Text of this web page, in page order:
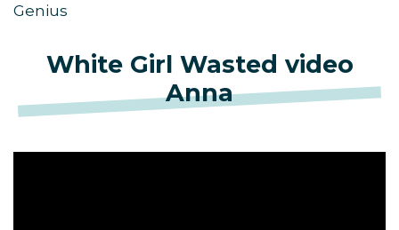
Genius
White Girl Wasted video
Anna